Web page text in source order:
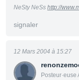
NeSty NeSs http://
signaler
Posteur·euse
12 Mars 2004 à 15:27